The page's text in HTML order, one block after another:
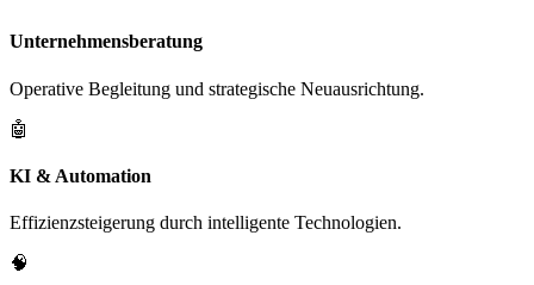
Unternehmensberatung
Operative Begleitung und strategische Neuausrichtung.
🤖
KI & Automation
Effizienzsteigerung durch intelligente Technologien.
🧠